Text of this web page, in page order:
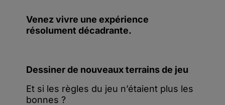
Venez vivre une expérience
résolument décadrante.
Dessiner de nouveaux terrains de jeu
Et si les règles du jeu n’étaient plus les
bonnes ?